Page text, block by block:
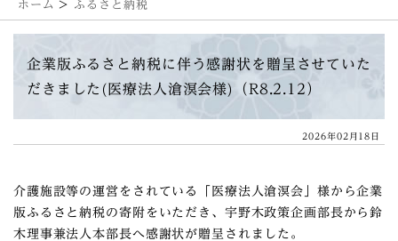
ホーム > ふるさと納税
企業版ふるさと納税に伴う感謝状を贈呈させていた
だきました(医療法人滄溟会様)（R8.2.12）
2026年02月18日
介護施設等の運営をされている「医療法人滄溟会」様から企業
版ふるさと納税の寄附をいただき、宇野木政策企画部長から鈴
木理事兼法人本部長へ感謝状が贈呈されました。